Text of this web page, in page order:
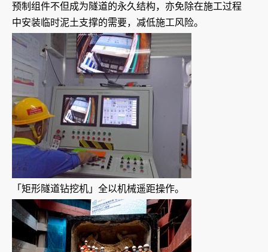
预制组件不但成为隧道的永久结构，亦免除在施工过程
中安装临时泥土支撑的需要，减低施工风险。
「矩形隧道钻挖机」全以机械遥距操作。